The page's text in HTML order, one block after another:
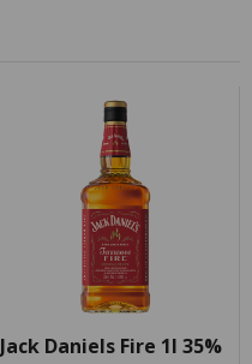
Jack Daniels Fire 1l 35%